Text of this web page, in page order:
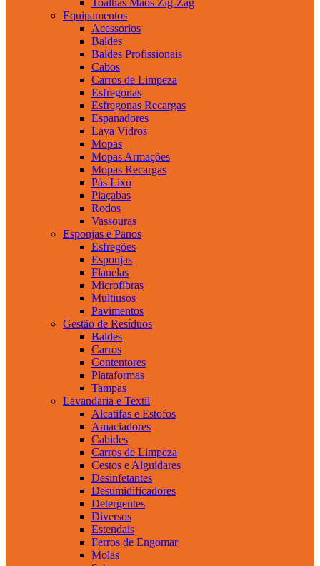
Equipamentos
Acessorios
Baldes
Baldes Profissionais
Cabos
Carros de Limpeza
Esfregonas
Esfregonas Recargas
Espanadores
Lava Vidros
Mopas
Mopas Armações
Mopas Recargas
Pás Lixo
Piaçabas
Rodos
Vassouras
Esponjas e Panos
Esfregões
Esponjas
Flanelas
Microfibras
Multiusos
Pavimentos
Gestão de Resíduos
Baldes
Carros
Contentores
Plataformas
Tampas
Lavandaria e Textil
Alcatifas e Estofos
Amaciadores
Cabides
Carros de Limpeza
Cestos e Alguidares
Desinfetantes
Desumidificadores
Detergentes
Diversos
Estendais
Ferros de Engomar
Molas